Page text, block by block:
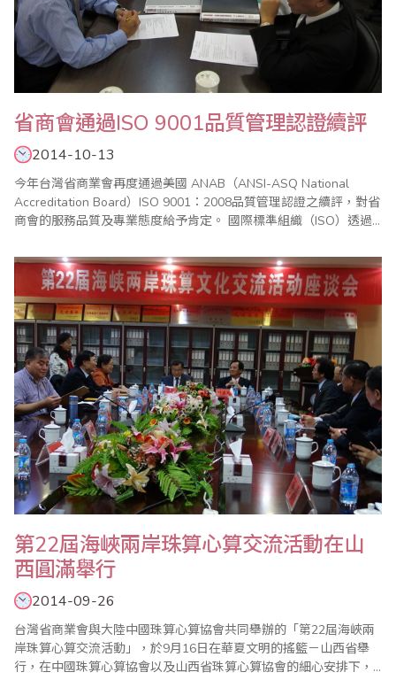
省商會通過ISO 9001品質管理認證續評
2014-10-13
今年台灣省商業會再度通過美國 ANAB（ANSI-ASQ National
Accreditation Board）ISO 9001：2008品質管理認證之續評，對省
商會的服務品質及專業態度給予肯定。 國際標準組織（ISO）透過
止，ISO 9001：2008品質管理證書已在全球187個國家發出超過
112萬張認證，許多國際性的機構都以..
第22屆海峽兩岸珠算心算交流活動在山
西圓滿舉行
2014-09-26
台灣省商業會與大陸中國珠算心算協會共同舉辦的「第22屆海峽兩
岸珠算心算交流活動」，於9月16日在華夏文明的搖籃－山西省舉
行，在中國珠算心算協會以及山西省珠算心算協會的細心安排下，